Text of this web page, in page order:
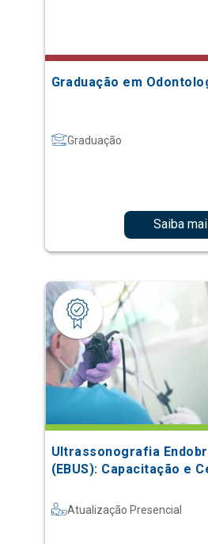
Graduação em
Graduação
Saiba
Ultrassonografia
(EBUS): Capacitação e
Atualização Presencial